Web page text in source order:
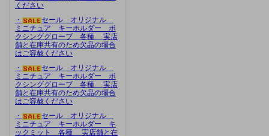
ください
・
セール オリジナル
ミニチュア キーホルダー ボ
クシンググローブ 各種 実店
舗と在庫共有のため欠品の場合
はご容赦ください
・
セール オリジナル
ミニチュア キーホルダー ボ
クシンググローブ 各種 実店
舗と在庫共有のため欠品の場合
はご容赦ください
・
セール オリジナル
ミニチュア キーホルダー キ
ックミット 各種 実店舗と在